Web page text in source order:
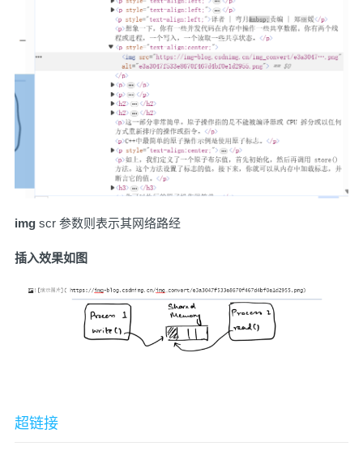
img scr 参数则表示其网络路经
插入效果如图
超链接